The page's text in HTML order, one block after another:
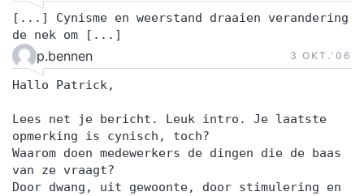
[...] Cynisme en weerstand draaien verandering
de nek om [...]
p.bennen 3 OKT.‘06
Hallo Patrick,
Lees net je bericht. Leuk intro. Je laatste
opmerking is cynisch, toch?
Waarom doen medewerkers de dingen die de baas
van ze vraagt?
Door dwang, uit gewoonte, door stimulering en